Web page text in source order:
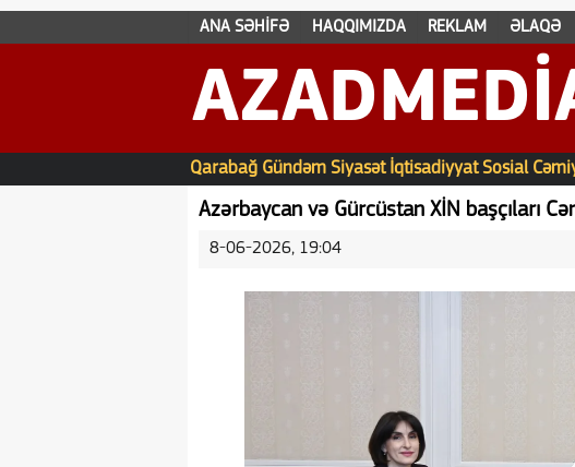
ANA SƏHİFƏ HAQQIMIZDA REKLAM ƏLAQƏ
Qarabağ Gündəm Siyasət İqtisadiyyat Sosial
Azərbaycan və Gürcüstan XİN başçıları
8-06-2026, 19:04